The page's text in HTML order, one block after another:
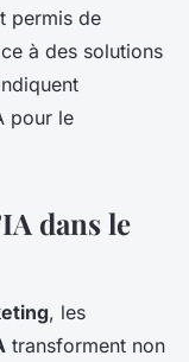
permis de
à des solutions
pour le
dans le
, les
transforment non